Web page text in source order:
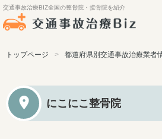
交通事故治療BIZ全国の整骨院・接骨院を紹介
トップページ 都道府県別交通事故治療業者
にこにこ整骨院